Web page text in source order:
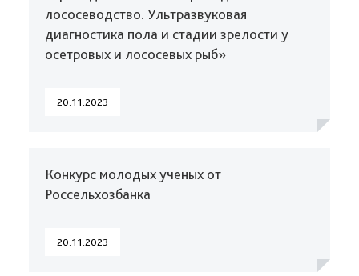
лососеводство. Ультразвуковая
диагностика пола и стадии зрелости у
осетровых и лососевых рыб»
20.11.2023
Конкурс молодых ученых от
Россельхозбанка
20.11.2023